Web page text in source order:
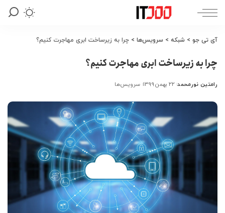
آی تی جو > شبکه > سرویس‌ها > چرا به زیرساخت ابری مهاجرت کنیم؟
چرا به زیرساخت ابری مهاجرت کنیم؟
ارسال
توسط
رامتین نورمحمد ۲۲ بهمن ۱۳۹۹ سرویس‌ها